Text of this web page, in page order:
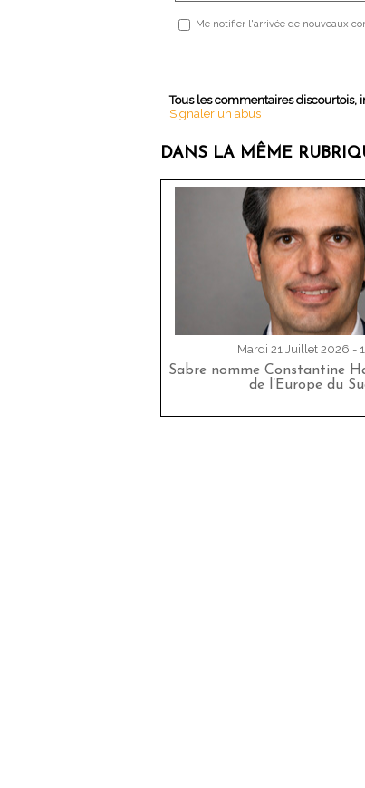
Me notifier l'arrivée de nouveaux
Tous les commentaires
Signaler un abus
DANS LA MÊME
Mardi 21 Juillet 2026 -
Sabre nomme Constantine
de l’Europe du